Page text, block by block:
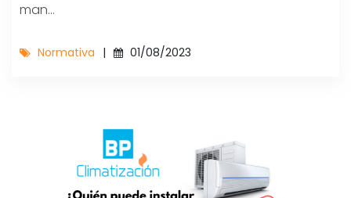
man...
Normativa 01/08/2023